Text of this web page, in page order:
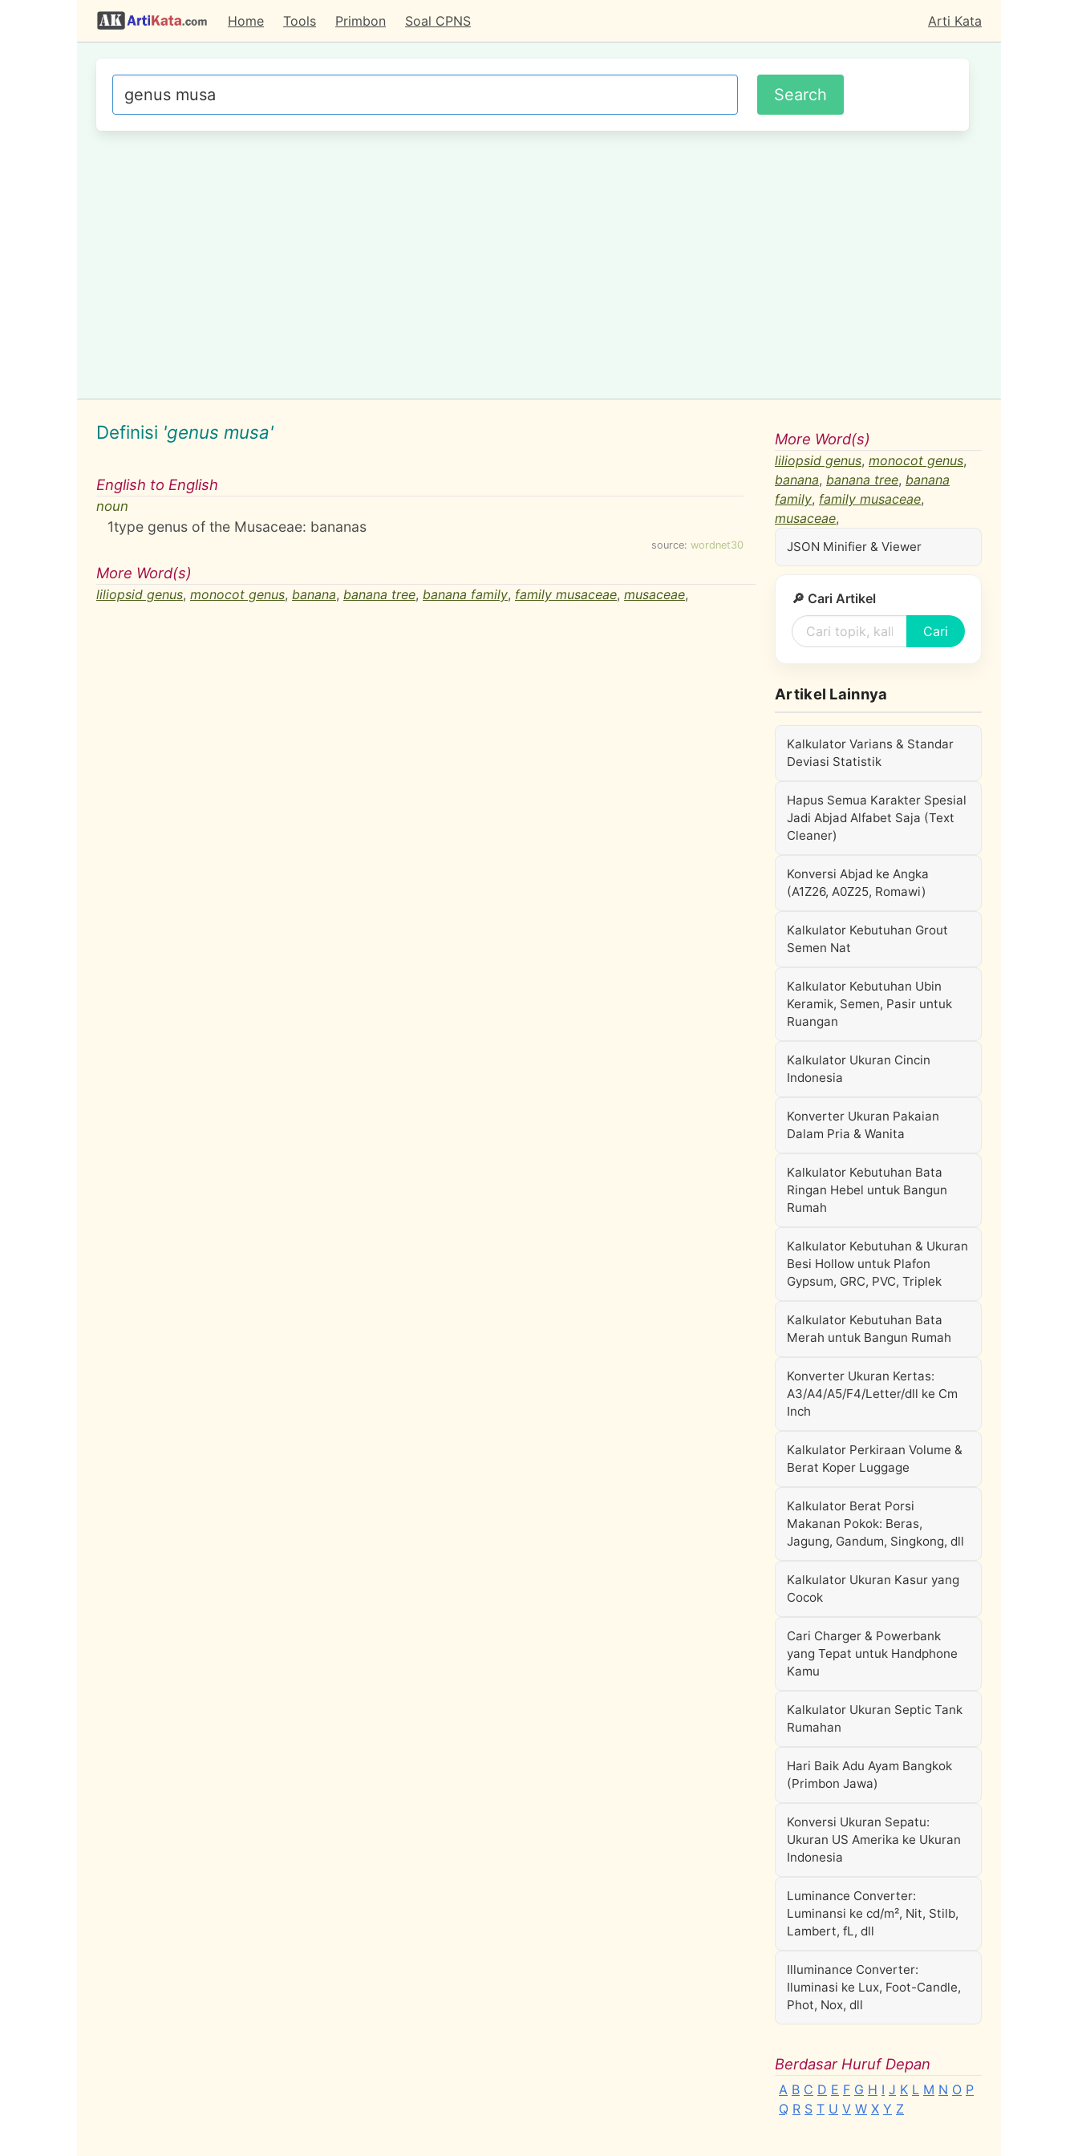
Home Tools Primbon Soal CPNS Arti Kata
Definisi 'genus musa'
English to English
noun
1type genus of the Musaceae: bananas
source: wordnet30
More Word(s)
liliopsid genus, monocot genus, banana, banana tree, banana family, family musaceae, musaceae,
More Word(s)
liliopsid genus, monocot genus,
banana, banana tree, banana
family, family musaceae,
musaceae,
JSON Minifier & Viewer
🔎 Cari Artikel
Cari
Artikel Lainnya
Kalkulator Varians & Standar
Deviasi Statistik
Hapus Semua Karakter Spesial
Jadi Abjad Alfabet Saja (Text
Cleaner)
Konversi Abjad ke Angka
(A1Z26, A0Z25, Romawi)
Kalkulator Kebutuhan Grout
Semen Nat
Kalkulator Kebutuhan Ubin
Keramik, Semen, Pasir untuk
Ruangan
Kalkulator Ukuran Cincin
Indonesia
Konverter Ukuran Pakaian
Dalam Pria & Wanita
Kalkulator Kebutuhan Bata
Ringan Hebel untuk Bangun
Rumah
Kalkulator Kebutuhan & Ukuran
Besi Hollow untuk Plafon
Gypsum, GRC, PVC, Triplek
Kalkulator Kebutuhan Bata
Merah untuk Bangun Rumah
Konverter Ukuran Kertas:
A3/A4/A5/F4/Letter/dll ke Cm
Inch
Kalkulator Perkiraan Volume &
Berat Koper Luggage
Kalkulator Berat Porsi
Makanan Pokok: Beras,
Jagung, Gandum, Singkong, dll
Kalkulator Ukuran Kasur yang
Cocok
Cari Charger & Powerbank
yang Tepat untuk Handphone
Kamu
Kalkulator Ukuran Septic Tank
Rumahan
Hari Baik Adu Ayam Bangkok
(Primbon Jawa)
Konversi Ukuran Sepatu:
Ukuran US Amerika ke Ukuran
Indonesia
Luminance Converter:
Luminansi ke cd/m², Nit, Stilb,
Lambert, fL, dll
Illuminance Converter:
Iluminasi ke Lux, Foot-Candle,
Phot, Nox, dll
Berdasar Huruf Depan
A B C D E F G H I J K L M N O P
Q R S T U V W X Y Z